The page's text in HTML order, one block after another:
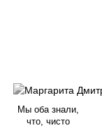
Мы оба знали,
что, чисто